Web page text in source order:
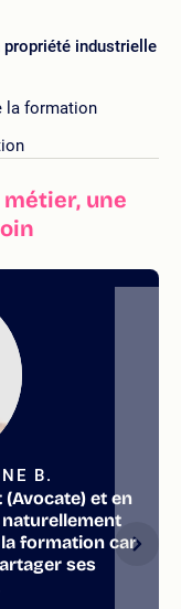
industrielle
la formation
une
B.
et en
naturellement
formation car
ses